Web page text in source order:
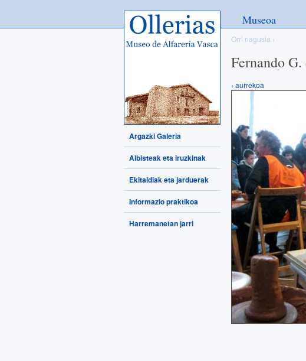
Ollerias - Museo de Alfarería
Vasca
Orri nagusia ›
Fernando
‹ aurrekoa
Museoa
Argazki Galeria
Albisteak eta iruzkinak
Ekitaldiak eta jarduerak
Informazio praktikoa
Harremanetan jarri